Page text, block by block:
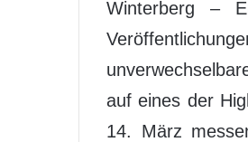
Winterberg –
auf eines der
14. März